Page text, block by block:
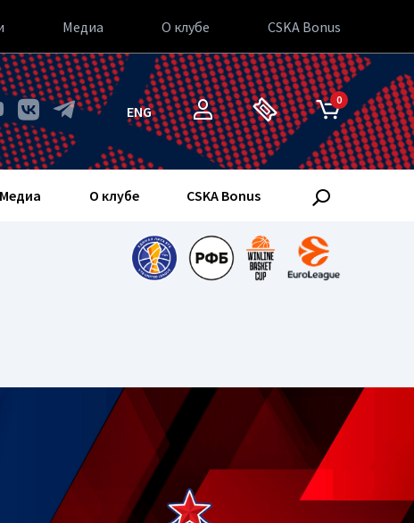
Медиа О клубе CSKA Bonus
ENG
0
Медиа О клубе CSKA Bonus